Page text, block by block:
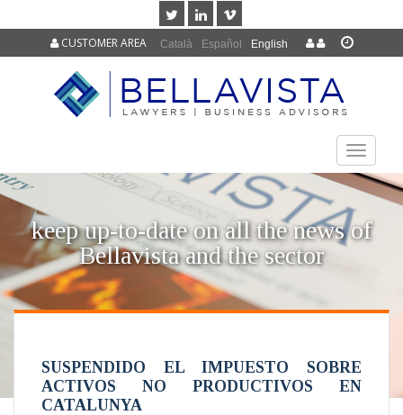
Català Español English
CUSTOMER AREA
TOGGLE
keep up-to-date on all the news of
Bellavista and the sector
SUSPENDIDO EL IMPUESTO SOBRE
ACTIVOS NO PRODUCTIVOS EN
CATALUNYA